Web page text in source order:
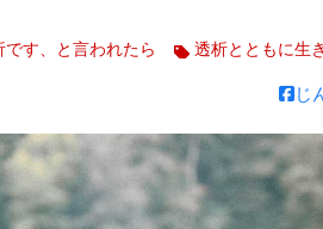
です、と言われたら 透析とともに生
じ